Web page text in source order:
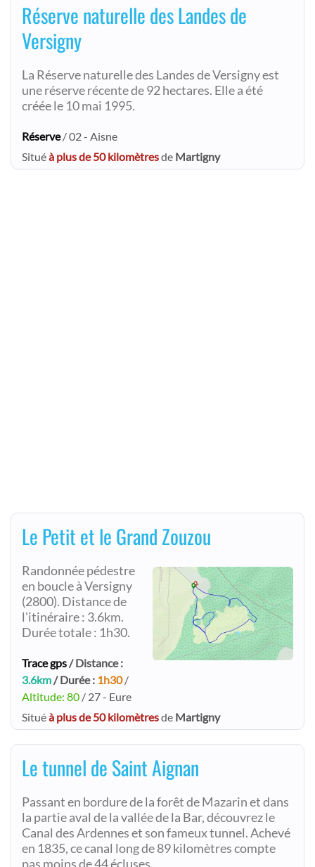
Réserve naturelle des Landes de
Versigny
La Réserve naturelle des Landes de Versigny est
une réserve récente de 92 hectares. Elle a été
créée le 10 mai 1995.
Réserve/ 02 - Aisne
Situéà plus de 50 kilomètresde Martigny
Le Petit et le Grand Zouzou
Randonnée pédestre
en boucle à Versigny
(2800). Distance de
l'itinéraire : 3.6km.
Durée totale : 1h30.
Trace gps/ Distance :
3.6km/ Durée : 1h30/
Altitude: 80 / 27 - Eure
Situéà plus de 50 kilomètresde Martigny
Le tunnel de Saint Aignan
Passant en bordure de la forêt de Mazarin et dans
la partie aval de la vallée de la Bar, découvrez le
Canal des Ardennes et son fameux tunnel. Achevé
en 1835, ce canal long de 89 kilomètres compte
pas moins de 44 écluses.